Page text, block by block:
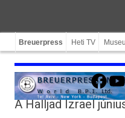
Breuerpress Heti TV
A Halljad Izrael